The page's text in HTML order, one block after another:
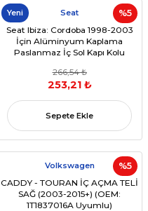
%5
Yeni Seat
Seat Ibiza: Cordoba 1998-2003
İçin Alüminyum Kaplama
Paslanmaz İç Sol Kapı Kolu
266,54 ₺
253,21 ₺
Sepete Ekle
%5
Volkswagen
CADDY - TOURAN İÇ AÇMA TELİ
SAĞ (2003-2015+) (OEM:
1T1837016A Uyumlu)